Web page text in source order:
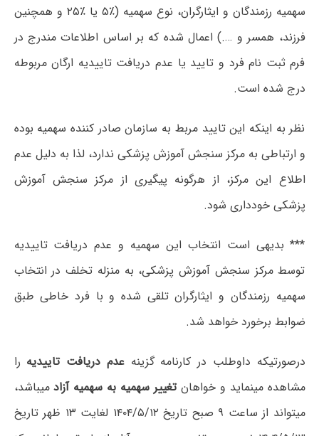
سهمیه رزمندگان و ایثارگران، نوع سهمیه (٪۵ یا ٪۲۵ و همچنین
فرزند، همسر و ….) اعمال شده که بر اساس اطلاعات مندرج در
فرم ثبت نام فرد و تایید یا عدم دریافت تاییدیه ارگان مربوطه
درج شده است.
نظر به اینکه این تایید مربط به سازمان صادر کننده سهمیه بوده
و ارتباطی به مرکز سنجش آموزش پزشکی ندارد، لذا به دلیل‌ عدم
اطلاع این مرکز، از هرگونه پیگیری از مرکز سنجش آموزش
پزشکی خودداری شود.
*** بدیهی است انتخاب این سهمیه و عدم دریافت تاییدیه
توسط مرکز سنجش آموزش پزشکی، به منزله تخلف در انتخاب
سهمیه رزمندگان و ایثارگران تلقی شده و با فرد خاطی طبق
ضوابط برخورد خواهد شد.
درصورتیکه داوطلب در کارنامه گزینهعدم دریافت تاییدیه را
مشاهده مینماید و خواهانتغییر سهمیه به سهمیه آزادمیباشد،
میتواند از ساعت ۹ صبح تاریخ ۱۴۰۴/۵/۱۲ لغایت ۱۳ ظهر تاریخ